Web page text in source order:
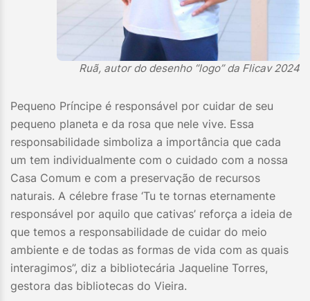
Ruã, autor do desenho “logo” da Flicav 2024
Pequeno Príncipe é responsável por cuidar de seu
pequeno planeta e da rosa que nele vive. Essa
responsabilidade simboliza a importância que cada
um tem individualmente com o cuidado com a nossa
Casa Comum e com a preservação de recursos
naturais. A célebre frase ‘Tu te tornas eternamente
responsável por aquilo que cativas’ reforça a ideia de
que temos a responsabilidade de cuidar do meio
ambiente e de todas as formas de vida com as quais
interagimos”, diz a bibliotecária Jaqueline Torres,
gestora das bibliotecas do Vieira.